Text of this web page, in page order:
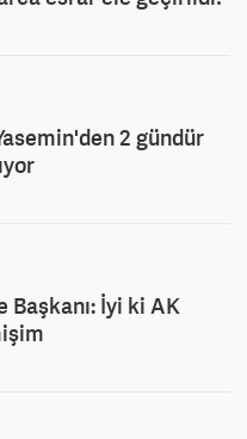
2 gündür
Başkanı: İyi ki AK